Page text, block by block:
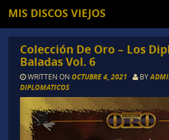
MIS DISCOS VIEJOS
Colección De Oro – Los
Baladas Vol. 6
WRITTEN ON OCTUBRE 4, 2021 BY
DIPLOMATICOS